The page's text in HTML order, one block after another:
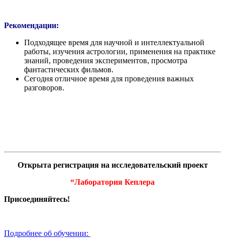
Рекомендации:
Подходящее время для научной и интеллектуальной
работы, изучения астрологии, применения на практике
знаний, проведения экспериментов, просмотра
фантастических фильмов.
Сегодня отличное время для проведения важных
разговоров.
Открыта регистрация на исследовательский проект
“Лаборатория Кеплера
Присоединяйтесь!
Подробнее об обучении: